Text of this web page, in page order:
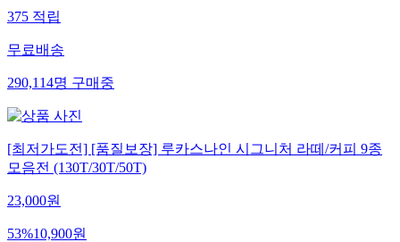
375적립
무료배송
290,114명구매중
[최저가도전] [품질보장] 루카스나인 시그니처 라떼/커피 9종
모음전 (130T/30T/50T)
23,000원
53%10,900원